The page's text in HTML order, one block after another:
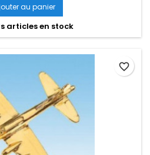
au panier
articles en stock
favorite_border